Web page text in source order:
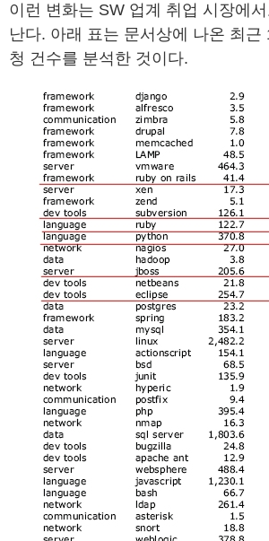
이런 변화는 SW 업계 취업 시장에
난다. 아래 표는 문서상에 나온 최근
청 건수를 분석한 것이다.